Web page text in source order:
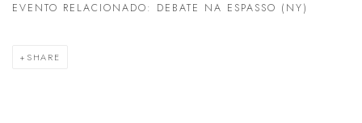
EVENTO RELACIONADO: DEBATE NA ESPASSO (NY)
SHARE